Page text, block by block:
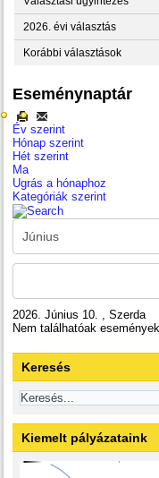
2026. évi választás
Korábbi választások
Eseménynaptár
Év szerint
Hónap szerint
Hét szerint
Ma
Ugrás a hónaphoz
Kategóriák szerint
2026. Június 10. , Szerda
Nem találhatóak események
Keresés
Kiemelt pályázataink